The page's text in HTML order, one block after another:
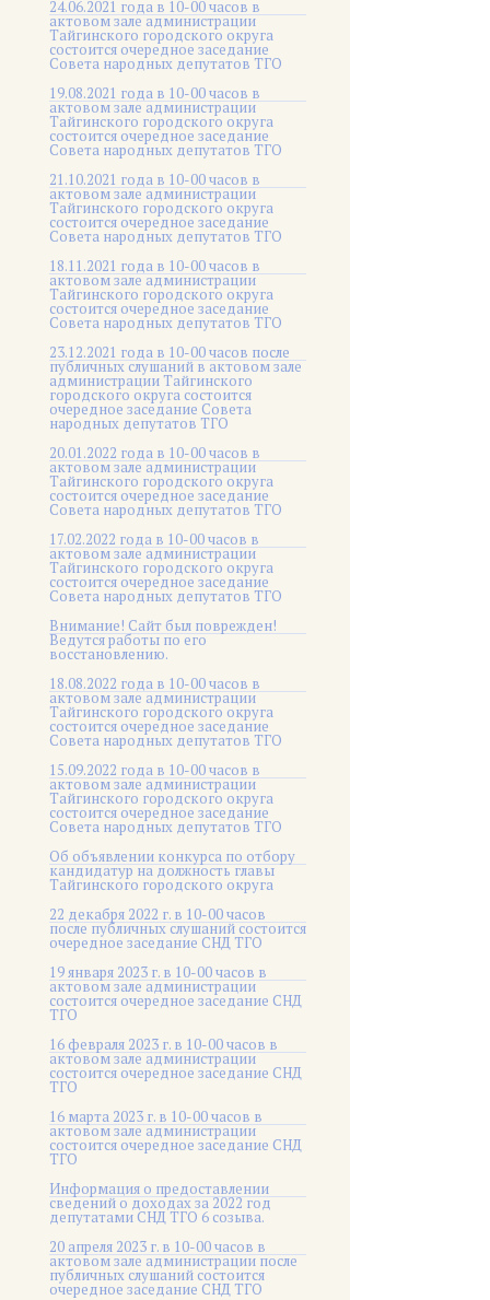
24.06.2021 года в 10-00 часов в
актовом зале администрации
Тайгинского городского округа
состоится очередное заседание
Совета народных депутатов ТГО
19.08.2021 года в 10-00 часов в
актовом зале администрации
Тайгинского городского округа
состоится очередное заседание
Совета народных депутатов ТГО
21.10.2021 года в 10-00 часов в
актовом зале администрации
Тайгинского городского округа
состоится очередное заседание
Совета народных депутатов ТГО
18.11.2021 года в 10-00 часов в
актовом зале администрации
Тайгинского городского округа
состоится очередное заседание
Совета народных депутатов ТГО
23.12.2021 года в 10-00 часов после
публичных слушаний в актовом зале
администрации Тайгинского
городского округа состоится
очередное заседание Совета
народных депутатов ТГО
20.01.2022 года в 10-00 часов в
актовом зале администрации
Тайгинского городского округа
состоится очередное заседание
Совета народных депутатов ТГО
17.02.2022 года в 10-00 часов в
актовом зале администрации
Тайгинского городского округа
состоится очередное заседание
Совета народных депутатов ТГО
Внимание! Сайт был поврежден!
Ведутся работы по его
восстановлению.
18.08.2022 года в 10-00 часов в
актовом зале администрации
Тайгинского городского округа
состоится очередное заседание
Совета народных депутатов ТГО
15.09.2022 года в 10-00 часов в
актовом зале администрации
Тайгинского городского округа
состоится очередное заседание
Совета народных депутатов ТГО
Об объявлении конкурса по отбору
кандидатур на должность главы
Тайгинского городского округа
22 декабря 2022 г. в 10-00 часов
после публичных слушаний состоится
очередное заседание СНД ТГО
19 января 2023 г. в 10-00 часов в
актовом зале администрации
состоится очередное заседание СНД
ТГО
16 февраля 2023 г. в 10-00 часов в
актовом зале администрации
состоится очередное заседание СНД
ТГО
16 марта 2023 г. в 10-00 часов в
актовом зале администрации
состоится очередное заседание СНД
ТГО
Информация о предоставлении
сведений о доходах за 2022 год
депутатами СНД ТГО 6 созыва.
20 апреля 2023 г. в 10-00 часов в
актовом зале администрации после
публичных слушаний состоится
очередное заседание СНД ТГО